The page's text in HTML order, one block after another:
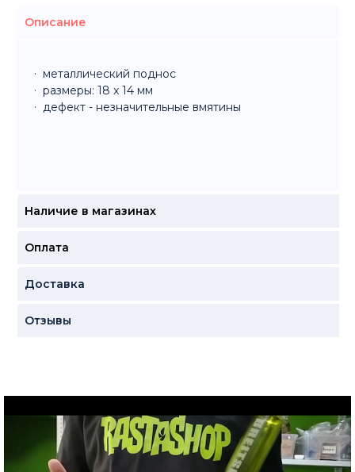
Описание
металлический поднос
размеры: 18 x 14 мм
дефект - незначительные вмятины
Наличие в магазинах
Оплата
Доставка
Отзывы